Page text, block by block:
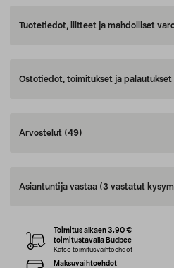
Tuotetiedot, liitteet ja mahdolliset
Ostotiedot, toimitukset ja palautukset
Arvostelut (49)
Asiantuntija vastaa (3 vastatut
Toimitus alkaen 3,90 €
toimitustavalla Budbee
Katso toimitusvaihtoehdot
Maksuvaihtoehdot